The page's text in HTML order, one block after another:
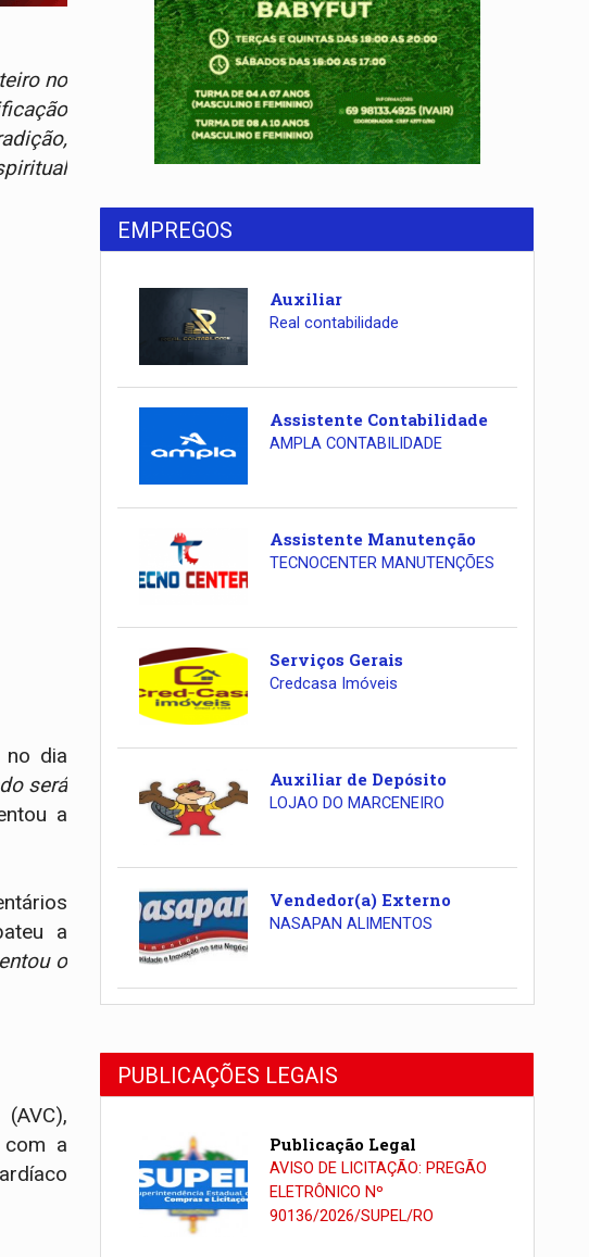
no
no dia
será
a
a
o
a
EMPREGOS
Auxiliar
Real contabilidade
Assistente Contabilidade
AMPLA CONTABILIDADE
Assistente Manutenção
TECNOCENTER MANUTENÇÕES
Serviços Gerais
Credcasa Imóveis
Auxiliar de Depósito
LOJAO DO MARCENEIRO
Vendedor(a) Externo
NASAPAN ALIMENTOS
PUBLICAÇÕES LEGAIS
Publicação Legal
AVISO DE LICITAÇÃO: PREGÃO
ELETRÔNICO Nº
90136/2026/SUPEL/RO